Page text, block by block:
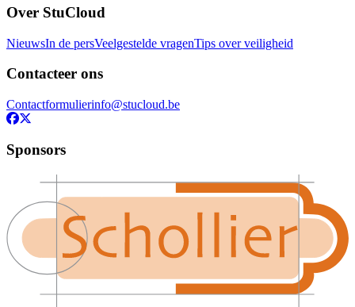
Over StuCloud
NieuwsIn de persVeelgestelde vragenTips over veiligheid
Contacteer ons
Contactformulierinfo@stucloud.be
Sponsors